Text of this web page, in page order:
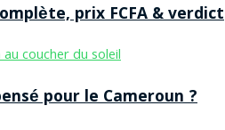
prix FCFA & verdict
pour le Cameroun ?